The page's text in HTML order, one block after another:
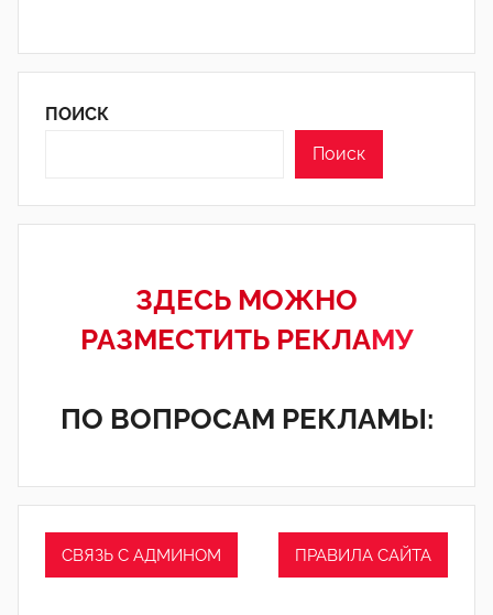
ПОИСК
Поиск
ЗДЕСЬ МОЖНО
РАЗМЕСТИТЬ РЕКЛАМУ
ПО ВОПРОСАМ РЕКЛАМЫ:
СВЯЗЬ С АДМИНОМ ПРАВИЛА САЙТА